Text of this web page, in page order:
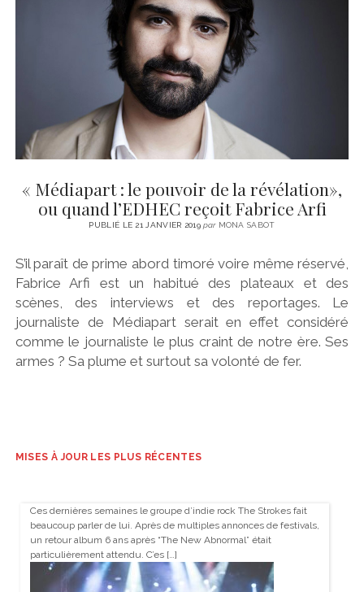
CINÉMA
LITTÉRATURE
ÉCONOMIE
SPORT
MÉDIAS
SANTÉ
instagram
emailemail-
form
« Médiapart : le pouvoir de la révélation»,
ou quand l’EDHEC reçoit Fabrice Arfi
PUBLIÉ LE 21 JANVIER 2019parMONA SABOT
S’il paraît de prime abord timoré voire même réservé,
Fabrice Arfi est un habitué des plateaux et des
scènes, des interviews et des reportages. Le
journaliste de Médiapart serait en effet considéré
comme le journaliste le plus craint de notre ère. Ses
armes ? Sa plume et surtout sa volonté de fer.
MISES À JOUR LES PLUS RÉCENTES
Ces dernières semaines le groupe d’indie rock The Strokes fait
beaucoup parler de lui. Après de multiples annonces de festivals,
un retour album 6 ans après “The New Abnormal” était
particulièrement attendu. C’es […]